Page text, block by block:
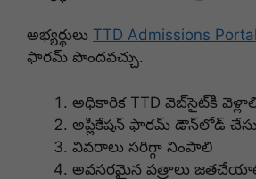
అభ్యర్థులు TTD Admissions Portal
ఫారమ్ పొందవచ్చు.
అధికారిక TTD వెబ్‌సైట్‌కి
అప్లికేషన్ ఫారమ్ డౌన్‌లోడ్
వివరాలు సరిగ్గా నింపాలి
అవసరమైన పత్రాలు